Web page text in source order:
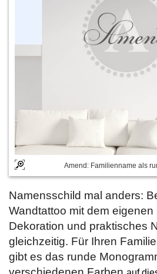
Amend: Familienname als
Namensschild mal anders:
Wandtattoo mit dem
Dekoration und praktisches
gleichzeitig. Für Ihren
gibt es das runde